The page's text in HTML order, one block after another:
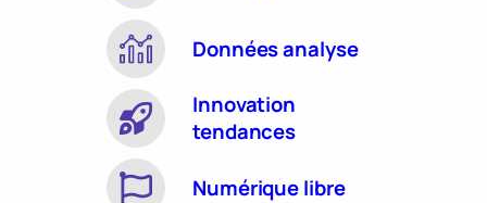
Données analyse
Innovation
tendances
Numérique libre